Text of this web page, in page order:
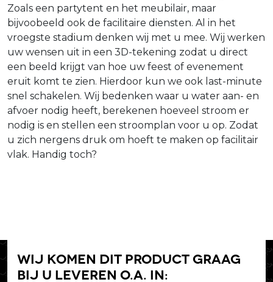
Zoals een partytent en het meubilair, maar
bijvoobeeld ook de facilitaire diensten. Al in het
vroegste stadium denken wij met u mee. Wij werken
uw wensen uit in een 3D-tekening zodat u direct
een beeld krijgt van hoe uw feest of evenement
eruit komt te zien. Hierdoor kun we ook last-minute
snel schakelen. Wij bedenken waar u water aan- en
afvoer nodig heeft, berekenen hoeveel stroom er
nodig is en stellen een stroomplan voor u op. Zodat
u zich nergens druk om hoeft te maken op facilitair
vlak. Handig toch?
Wij komen dit product graag
bij u leveren o.a. in: